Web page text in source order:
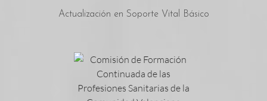
Actualización en Soporte Vital Básico